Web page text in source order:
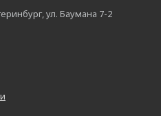
ул. Баумана 7-2